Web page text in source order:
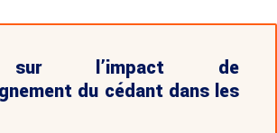
sur l’impact de
du cédant dans les